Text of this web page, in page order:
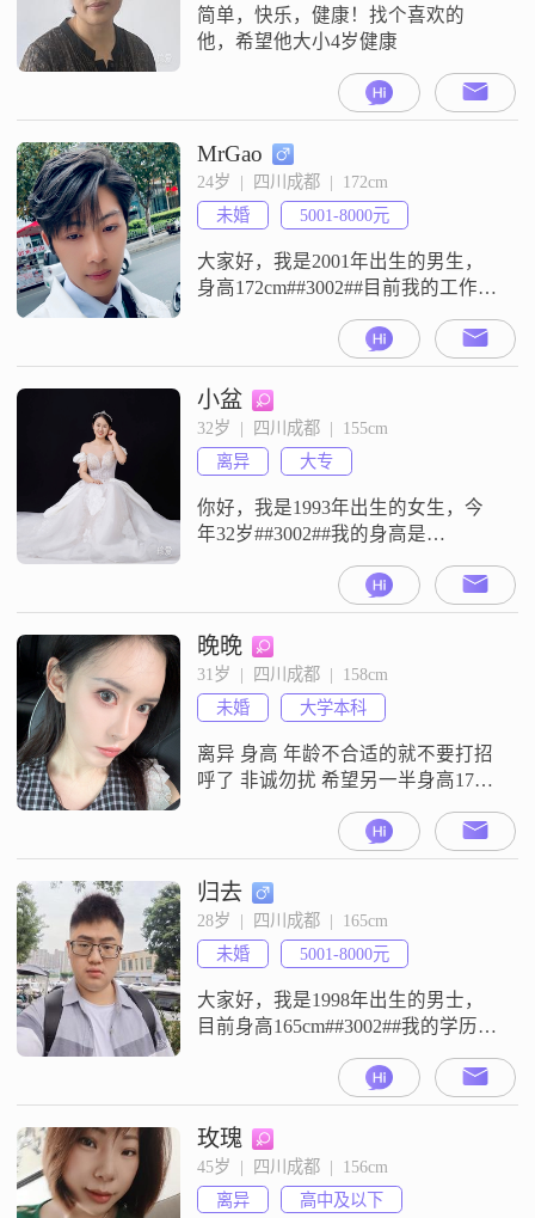
简单，快乐，健康！找个喜欢的
他，希望他大小4岁健康
MrGao
24岁  |  四川成都  |  172cm
未婚
5001-8000元
大家好，我是2001年出生的男生，
身高172cm##3002##目前我的工作地
5001到8000元这个范围##3002##平
时我是一个音乐发烧友，也喜欢外
出旅行，在空闲时间会去不同的地
方走走看看##3002##我还喜欢整理
收纳，平时也会注重个人形象
##3002##另外我也做菜烹饪，会自
己动手
小盆
32岁  |  四川成都  |  155cm
离异
大专
你好，我是1993年出生的女生，今
年32岁##3002##我的身高是
都，月收入在12001元到20000元之
间##3002##我的学历是大专
##3002##关于我的性格，朋友们都
说我是一个温柔体贴的人，平时也
比较善解人意##3002##我平时性格
开朗爱笑，做事乐观积极##30
晚晚
31岁  |  四川成都  |  158cm
未婚
大学本科
离异 身高 年龄不合适的就不要打招
呼了 非诚勿扰 希望另一半身高175-
优秀成熟 情绪稳定 不抽烟 不酗酒
不赌博 有稳定的收入 我自己算是比
较独立的 离异勿扰 条件不合适就不
要私信了
归去
28岁  |  四川成都  |  165cm
未婚
5001-8000元
大家好，我是1998年出生的男士，
目前身高165cm##3002##我的学历是
入在5001到8000元之间##3002##关
于我的性格，我是一个情绪稳定的
人，平时也比较包容理解他人
##3002##在与人相处的时候，我觉
得责任感强是很重要的品质，我也
在一直这样做##3002##我追求稳定
玫瑰
45岁  |  四川成都  |  156cm
离异
高中及以下